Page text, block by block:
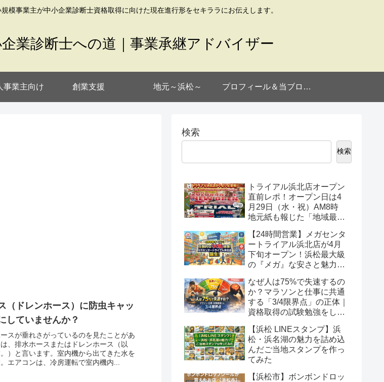
事業主が中小企業診断士資格取得に向けた現在進行形をセキララにお伝えします。
業診断士への道｜事業承継アドバイザー
事業主向け 創業支援 地元～浜松～ プロフィール＆当ブログについて
（ドレンホース）に防虫キャッ
していませんか？
スが垂れさがっているのを見たことがあ
、排水ホースまたはドレンホース（以
）と言います。室内機から出てきた水を
エアコンは、冷房運転で室内機内...
検索
検索
トライアル浜北店オープン
直前レポ！オープン日は4
月29日（水・祝）AM8時
地元紙も報じた「地域最大
【24時間営業】メガセンタ
ートライアル浜北店が4月
下旬オープン！浜松最大級
の『メガ』な安さと魅力を
なぜ人は75%で失速するの
か？マラソンと仕事に共通
する「3/4限界点」の正体｜
資格取得の試験勉強をして
【浜松 LINEスタンプ】浜
松・浜名湖の魅力を詰め込
んだご当地スタンプを作っ
てみた
【浜松市】ボンボンドロッ